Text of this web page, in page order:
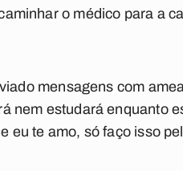
o médico para a
mensagens com
nem estudará enquanto
eu te amo, só faço isso